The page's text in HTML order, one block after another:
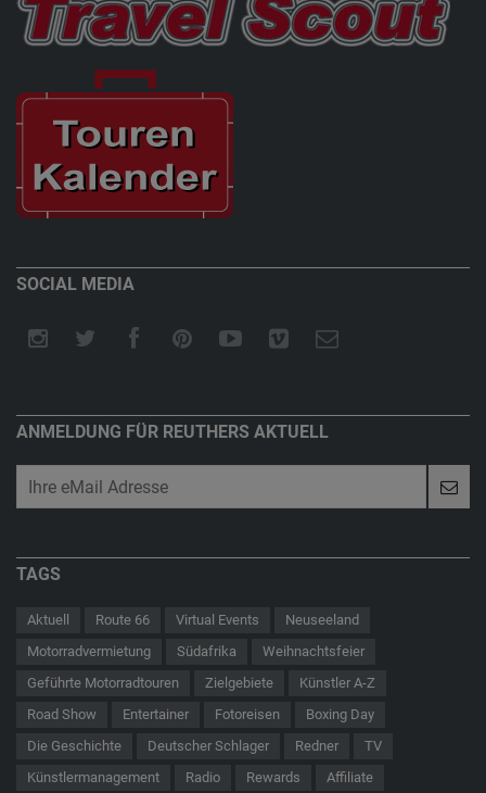
SOCIAL MEDIA
ANMELDUNG FÜR REUTHERS AKTUELL
TAGS
Aktuell Route 66 Virtual Events
Neuseeland
Motorradvermietung
Südafrika
Weihnachtsfeier
Geführte Motorradtouren
Zielgebiete
Künstler A-Z
Road Show
Entertainer Fotoreisen
Boxing Day
Die Geschichte
Deutscher Schlager Redner
TV
Künstlermanagement
Radio Rewards Affiliate